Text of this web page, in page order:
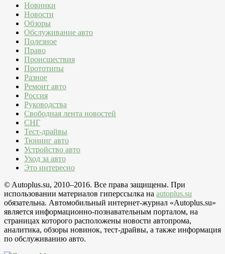
Новинки
Новости
Обзоры
Обслуживание авто
Полезное
Право
Происшествия
Прототипы
Разное
Ремонт авто
Россия
Руководства
Свободная лента новостей
СНГ
Тест-драйвы
Тюнинг авто
Устройство авто
Уход за авто
Это интересно
© Autoplus.su, 2010–2016. Все права защищены. При
использовании материалов гиперссылка на autoplus.su
обязательна. Автомобильный интернет-журнал «Autoplus.su»
является информационно-познавательным порталом, на
страницах которого расположены новости автопрома,
аналитика, обзоры новинок, тест-драйвы, а также информация
по обслуживанию авто.